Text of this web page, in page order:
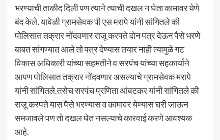
भरण्याची ताकीद दिली पण त्याने त्याची दखल न घेता कामावर येणे
बंद केले. यावेळी ग्रामसेवक पी एस मरापे यांनी सांगितले की
पोलिसात तक्रार नोंदवणार राजू करपते दोन पत्र देऊन पैसे भरणे
बाबत सांगण्यात आले तो पत्र देण्यास तयार नाही त्यामुळे गट
विकास अधिकारी यांच्या सहमतीने व सरपंच यांच्या सहकार्याने
आपण पोलिसात तक्रार नोंदवणार असल्याचे ग्रामसेवक मरापे
यांनी सांगितले.तसेच सरपंच प्रणिता आंबटकर यांनी सांगितले की
राजू करपते यास पैसे भरण्यास व कामावर येण्यास घरी जाऊन
समजावले पण तो दखल घेत नसल्याचे कारवाई करणे आवश्यक
आहे.